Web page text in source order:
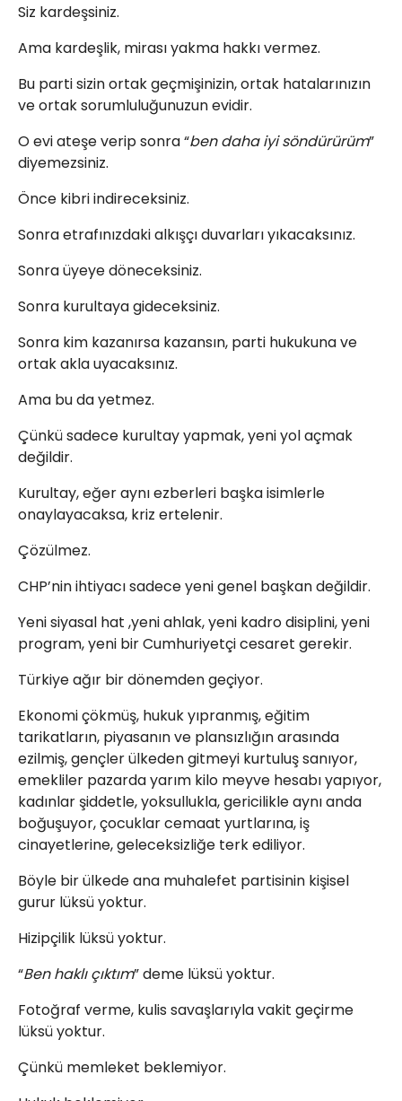
Siz kardeşsiniz.
Ama kardeşlik, mirası yakma hakkı vermez.
Bu parti sizin ortak geçmişinizin, ortak hatalarınızın
ve ortak sorumluluğunuzun evidir.
O evi ateşe verip sonra “ben daha iyi söndürürüm”
diyemezsiniz.
Önce kibri indireceksiniz.
Sonra etrafınızdaki alkışçı duvarları yıkacaksınız.
Sonra üyeye döneceksiniz.
Sonra kurultaya gideceksiniz.
Sonra kim kazanırsa kazansın, parti hukukuna ve
ortak akla uyacaksınız.
Ama bu da yetmez.
Çünkü sadece kurultay yapmak, yeni yol açmak
değildir.
Kurultay, eğer aynı ezberleri başka isimlerle
onaylayacaksa, kriz ertelenir.
Çözülmez.
CHP’nin ihtiyacı sadece yeni genel başkan değildir.
Yeni siyasal hat ,yeni ahlak, yeni kadro disiplini, yeni
program, yeni bir Cumhuriyetçi cesaret gerekir.
Türkiye ağır bir dönemden geçiyor.
Ekonomi çökmüş, hukuk yıpranmış, eğitim
tarikatların, piyasanın ve plansızlığın arasında
ezilmiş, gençler ülkeden gitmeyi kurtuluş sanıyor,
emekliler pazarda yarım kilo meyve hesabı yapıyor,
kadınlar şiddetle, yoksullukla, gericilikle aynı anda
boğuşuyor, çocuklar cemaat yurtlarına, iş
cinayetlerine, geleceksizliğe terk ediliyor.
Böyle bir ülkede ana muhalefet partisinin kişisel
gurur lüksü yoktur.
Hizipçilik lüksü yoktur.
“Ben haklı çıktım” deme lüksü yoktur.
Fotoğraf verme, kulis savaşlarıyla vakit geçirme
lüksü yoktur.
Çünkü memleket beklemiyor.